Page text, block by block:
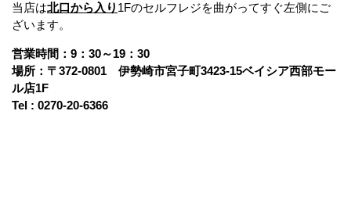
当店は北口から入り 1Fのセルフレジを曲がってすぐ左側にご
ざいます。
営業時間：9：30～19：30
場所：〒372-0801 伊勢崎市宮子町3423-15ベイシア西部モー
ル店1F
Tel : 0270-20-6366